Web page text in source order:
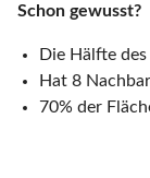
Schon gewusst?
Die Hälfte
Hat 8
70% der